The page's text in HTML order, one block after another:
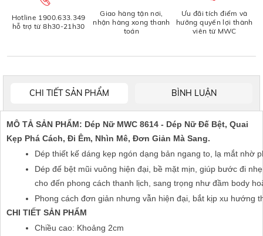
Hotline 1900.633.349
hỗ trợ từ 8h30-21h30
Giao hàng tận nơi,
nhận hàng xong thanh
toán
Ưu đãi tích điểm và
hưởng quyền lợi thành
viên từ MWC
CHI TIẾT SẢN PHẨM BÌNH LUẬN
MÔ TẢ SẢN PHẨM: Dép Nữ MWC 8614 - Dép Nữ Đế Bệt, Quai
Kẹp Phá Cách, Đi Êm, Nhìn Mê, Đơn Giản Mà Sang.
Dép thiết kế dáng kẹp ngón dạng bản ngang to, lạ mắt nhờ
Dép đế bệt mũi vuông hiện đại, bề mặt mịn, giúp bước đi
cho đến phong cách thanh lịch, sang trọng như đầm body
Phong cách đơn giản nhưng vẫn hiện đại, bắt kịp xu hướng
CHI TIẾT SẢN PHẨM
Chiều cao: Khoảng 2cm